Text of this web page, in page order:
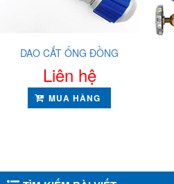
DAO CẮT ỐNG ĐỒNG
Liên hệ
MUA HÀNG